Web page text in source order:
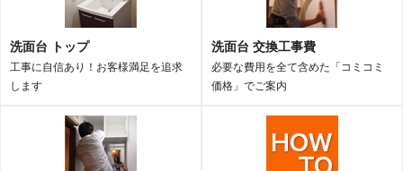
洗面台 トップ
工事に自信あり！お客様満足を追求
します
洗面台 交換工事費
必要な費用を全て含めた「コミコミ
価格」でご案内